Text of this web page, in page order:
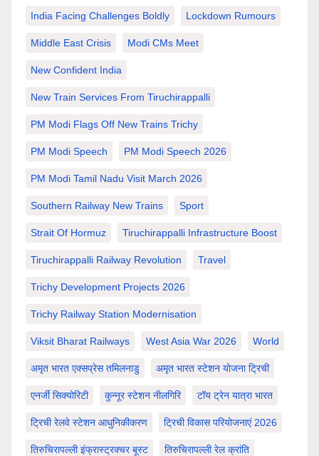
India Facing Challenges Boldly Lockdown Rumours
Middle East Crisis Modi CMs Meet
New Confident India
New Train Services From Tiruchirappalli
PM Modi Flags Off New Trains Trichy
PM Modi Speech PM Modi Speech 2026
PM Modi Tamil Nadu Visit March 2026
Southern Railway New Trains Sport
Strait Of Hormuz Tiruchirappalli Infrastructure Boost
Tiruchirappalli Railway Revolution Travel
Trichy Development Projects 2026
Trichy Railway Station Modernisation
Viksit Bharat Railways West Asia War 2026 World
अमृत भारत एक्सप्रेस तमिलनाडु अमृत भारत स्टेशन योजना ट्रिची
एनर्जी सिक्योरिटी कुन्नूर स्टेशन नीलगिरि टॉय ट्रेन यात्रा भारत
ट्रिची रेलवे स्टेशन आधुनिकीकरण ट्रिची विकास परियोजनाएं 2026
तिरुचिरापल्ली इंफ्रास्ट्रक्चर बूस्ट तिरुचिरापल्ली रेल क्रांति